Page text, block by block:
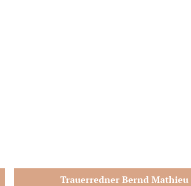
Trauerredner Bernd Mathieu